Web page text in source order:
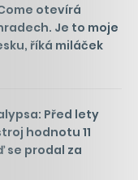
otevírá
Je to moje
říká miláček
Před lety
hodnotu 11
se prodal za